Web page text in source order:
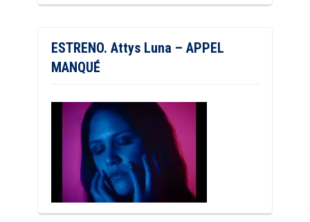
ESTRENO. Attys Luna – APPEL
MANQUÉ